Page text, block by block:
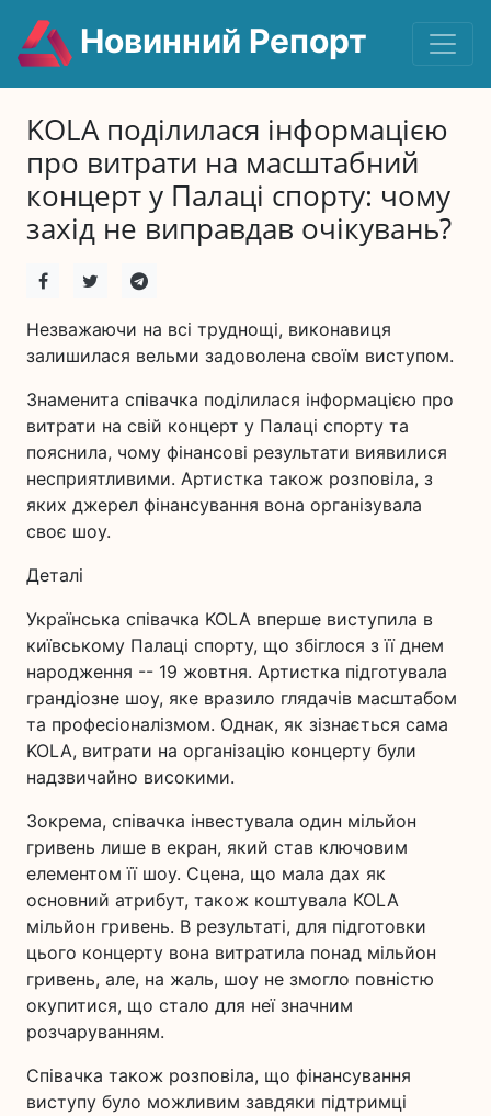
Новинний Репорт
KOLA поділилася інформацією
про витрати на масштабний
концерт у Палаці спорту: чому
захід не виправдав очікувань?
Незважаючи на всі труднощі, виконавиця
залишилася вельми задоволена своїм виступом.
Знаменита співачка поділилася інформацією про
витрати на свій концерт у Палаці спорту та
пояснила, чому фінансові результати виявилися
несприятливими. Артистка також розповіла, з
яких джерел фінансування вона організувала
своє шоу.
Деталі
Українська співачка KOLA вперше виступила в
київському Палаці спорту, що збіглося з її днем
народження -- 19 жовтня. Артистка підготувала
грандіозне шоу, яке вразило глядачів масштабом
та професіоналізмом. Однак, як зізнається сама
KOLA, витрати на організацію концерту були
надзвичайно високими.
Зокрема, співачка інвестувала один мільйон
гривень лише в екран, який став ключовим
елементом її шоу. Сцена, що мала дах як
основний атрибут, також коштувала KOLA
мільйон гривень. В результаті, для підготовки
цього концерту вона витратила понад мільйон
гривень, але, на жаль, шоу не змогло повністю
окупитися, що стало для неї значним
розчаруванням.
Співачка також розповіла, що фінансування
виступу було можливим завдяки підтримці